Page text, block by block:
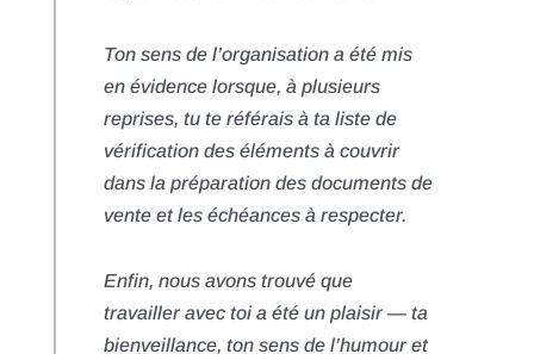
Ton sens de l’organisation a été mis
en évidence lorsque, à plusieurs
reprises, tu te référais à ta liste de
vérification des éléments à couvrir
dans la préparation des documents de
vente et les échéances à respecter.
Enfin, nous avons trouvé que
travailler avec toi a été un plaisir — ta
bienveillance, ton sens de l’humour et